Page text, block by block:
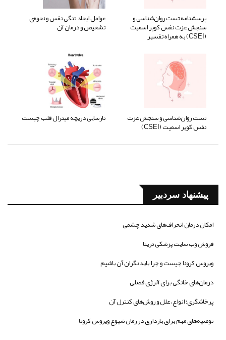
پرسشنامه تست روان‌شناسی و
سنجش عزت نفس کوپر اسمیت
(CSEI) به همراه تفسیر
عوامل ایجاد تنگی نفس و نحوه‌ی
تشخیص و درمان آن
تست روان‌شناسی و سنجش عزت
نفس کوپر اسمیت (CSEI)
نارسایی دریچه میترال قلب چیست
پیشنهاد سردبیر
امکان درمان انحراف‌های شدید چشمی
فروش وب سایت پزشکی تریتا
ویروس کرونا چیست و چرا باید نگران آن باشیم
درمان‌های خانگی برای آلرژی فصلی
پرخاشگری؛ انواع، علل و روش‌های کنترل آن
توصیه‌های مهم برای بارداری در زمان شیوع ویروس کرونا